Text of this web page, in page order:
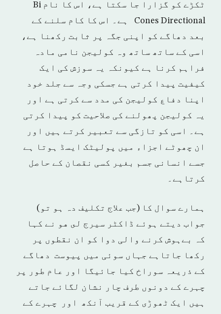
ٹکڑے کو گزارا جا سکتا ہے، اس کا نام Bi
Cones Directional ہے۔ اس کا کام سلنے کے
بعد دھاگے کو اپنی جگہ پر ثابت رکھنا ہے،
اسی کے ساتھ ساتھ وہ کولیجن نامی مادہ
فراہم کرنا ہے کیونکہ یہ سوزش کی ایک
کیفیت پیدا کرتی ہے جسکی وجہ سے جلد خود
اپنا دفاع کولیجن کی مدد سے کرتی ہے اور
یہ کولیجن پھولنے کی صلاحیت کو پیدا کرتی
ہے۔ اسی کو تازگی سے تعبیر کرتے ہیں اور
ان چھوٹے اجزاء میں پولیٹک ایسڈ ہوتا ہے
جسے انسانی جسم بغیر کسی نقصان کے حاصل
کرتاہے۔
ہمارے سوال کا (جب علاج تکلیف دہ ہو تو)
جواب دیتے ہوئے ڈاکٹر سيرج لى هو نے کہا
کہ بےہوش کرنے والی دوا کو ان نقطوں پر
رکھا جاتاہے جہاں سوئی میں پیوست دھاگے
کے ذریعہ سوراخ کیا جائیگا اور عام طور پر
چہرے کے دونوں طرف چار نشان لگائے جاتے
ہیں ایک ٹھوڑی کے قریب آنکھ اور چہرے کے